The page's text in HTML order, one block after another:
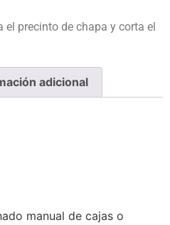
el precinto de chapa y corta el
adicional
manual de cajas o